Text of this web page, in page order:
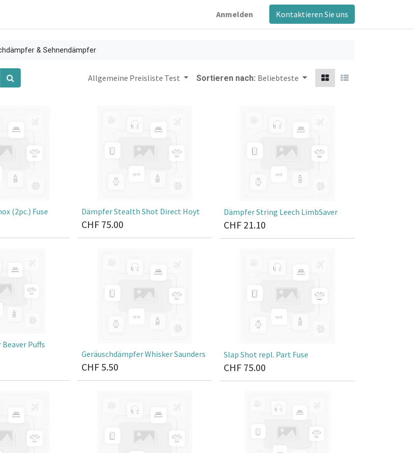
Anmelden Kontaktieren Sie uns
& Sehnendämpfer
Allgemeine Preisliste Test Sortieren nach: Beliebteste
(2pc.) Fuse Dämpfer Stealth Shot Direct Hoyt
CHF 75.00
Dämpfer String Leech LimbSaver
CHF 21.10
Puffs
Geräuschdämpfer Whisker Saunders
CHF 5.50
Slap Shot repl. Part Fuse
CHF 75.00